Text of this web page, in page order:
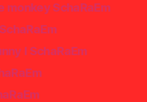
monkey SchaRaEm
I SchaRaEm